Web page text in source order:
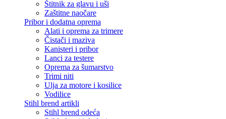
Štitnik za glavu i uši
Zaštitne naočare
Pribor i dodatna oprema
Alati i oprema za trimere
Čistači i maziva
Kanisteri i pribor
Lanci za testere
Oprema za šumarstvo
Trimi niti
Ulja za motore i kosilice
Vodilice
Stihl brend artikli
Stihl brend odeća